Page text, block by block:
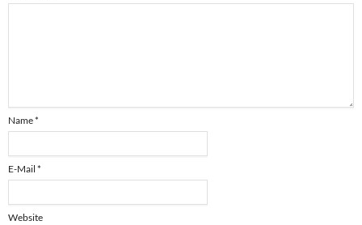
Name*
E-Mail *
Website